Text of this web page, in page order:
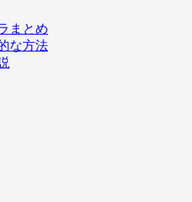
まとめ
な方法